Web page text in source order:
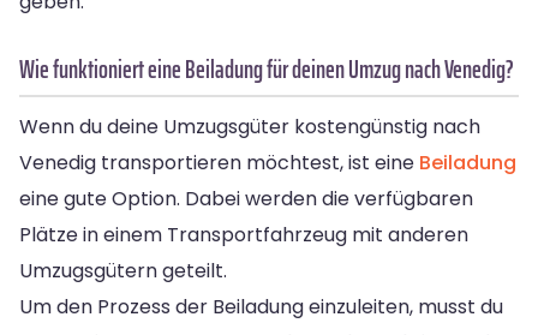
Wie funktioniert eine Beiladung für deinen Umzug nach Venedig?
Wenn du deine Umzugsgüter kostengünstig nach
Venedig transportieren möchtest, ist eine Beiladung
eine gute Option. Dabei werden die verfügbaren
Plätze in einem Transportfahrzeug mit anderen
Umzugsgütern geteilt.
Um den Prozess der Beiladung einzuleiten, musst du